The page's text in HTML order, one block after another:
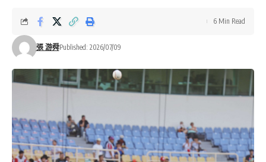
張 游舜Published: 2026/07/09
6 Min Read